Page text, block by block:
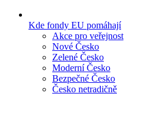
Kde fondy EU pomáhají
Akce pro veřejnost
Nové Česko
Zelené Česko
Moderní Česko
Bezpečné Česko
Česko netradičně